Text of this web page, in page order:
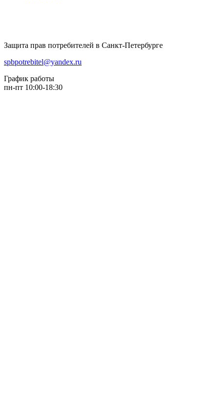
Защита прав потребителей в Санкт-Петербурге
spbpotrebitel@yandex.ru
График работы
пн-пт 10:00-18:30